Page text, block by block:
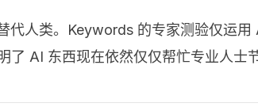
人类。Keywords 的专家测验仅运
AI 东西现在依然仅仅帮忙专业人士